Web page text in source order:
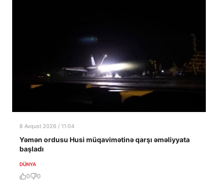
8 Avqust 2026 / 11:04
Yəmən ordusu Husi müqavimətinə qarşı əməliyyata
başladı
DÜNYA
0 0